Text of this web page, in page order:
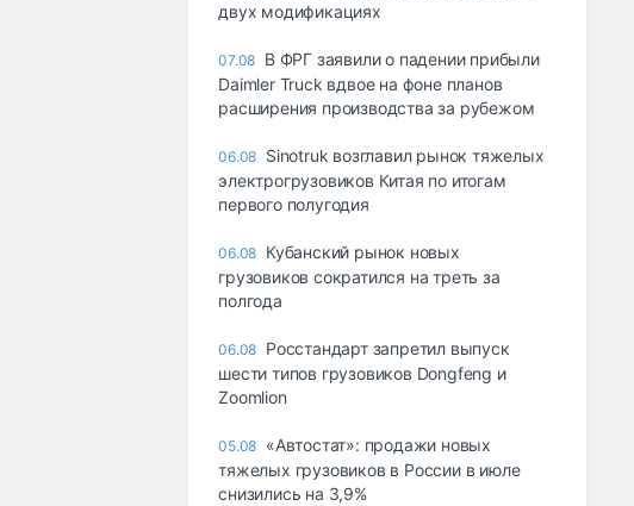
двух модификациях
07.08 В ФРГ заявили о падении прибыли
Daimler Truck вдвое на фоне планов
расширения производства за рубежом
06.08 Sinotruk возглавил рынок тяжелых
электрогрузовиков Китая по итогам
первого полугодия
06.08 Кубанский рынок новых
грузовиков сократился на треть за
полгода
06.08 Росстандарт запретил выпуск
шести типов грузовиков Dongfeng и
Zoomlion
05.08 «Автостат»: продажи новых
тяжелых грузовиков в России в июле
снизились на 3,9%